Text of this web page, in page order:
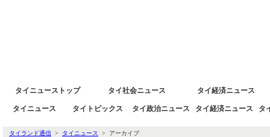
タイニューストップ タイ社会ニュース タイ経済ニュース
タイニュース タイトピックス タイ政治ニュース タイ経済ニュース タ
タイランド通信 > タイニュース > アーカイブ